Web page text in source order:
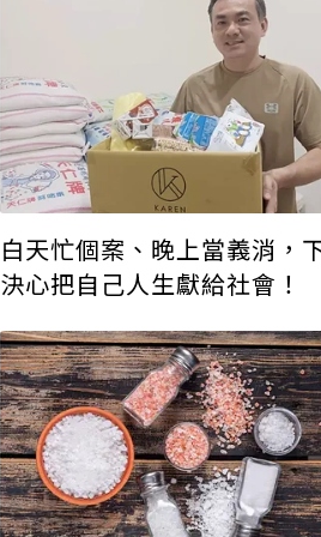
白天忙個案、晚上當義消，
決心把自己人生獻給社會！